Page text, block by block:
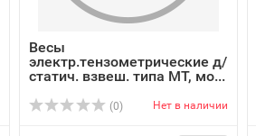
Весы
электр.тензометрические д/
статич. взвеш. типа МТ, мо...
(0) Нет в наличии